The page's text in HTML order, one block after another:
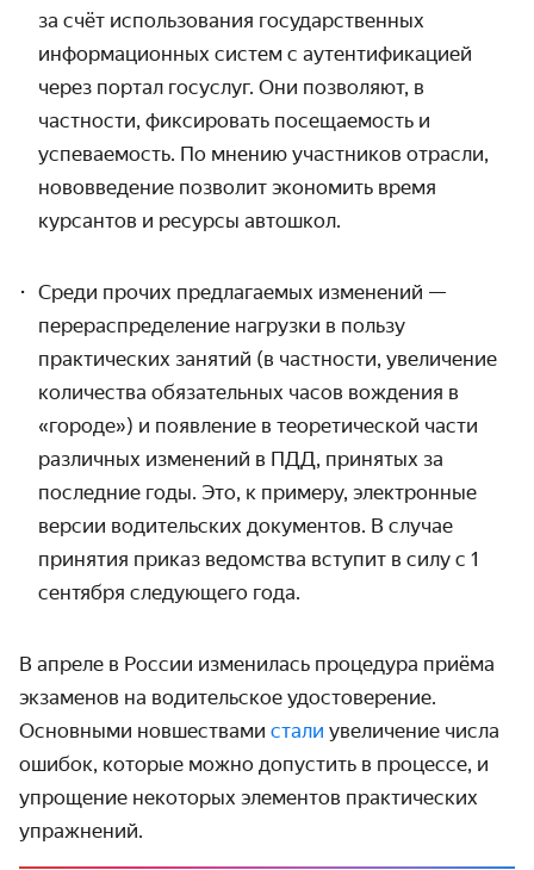
за счёт использования государственных
информационных систем с аутентификацией
через портал госуслуг. Они позволяют, в
частности, фиксировать посещаемость и
успеваемость. По мнению участников отрасли,
нововведение позволит экономить время
курсантов и ресурсы автошкол.
Среди прочих предлагаемых изменений —
перераспределение нагрузки в пользу
практических занятий (в частности, увеличение
количества обязательных часов вождения в
«городе») и появление в теоретической части
различных изменений в ПДД, принятых за
последние годы. Это, к примеру, электронные
версии водительских документов. В случае
принятия приказ ведомства вступит в силу с 1
сентября следующего года.
В апреле в России изменилась процедура приёма
экзаменов на водительское удостоверение.
Основными новшествами стали увеличение числа
ошибок, которые можно допустить в процессе, и
упрощение некоторых элементов практических
упражнений.